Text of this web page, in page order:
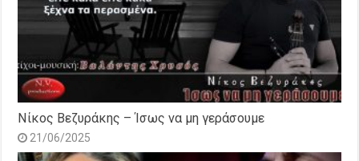
Νίκος Βεζυράκης – Ίσως να μη γεράσουμε
21/06/2025